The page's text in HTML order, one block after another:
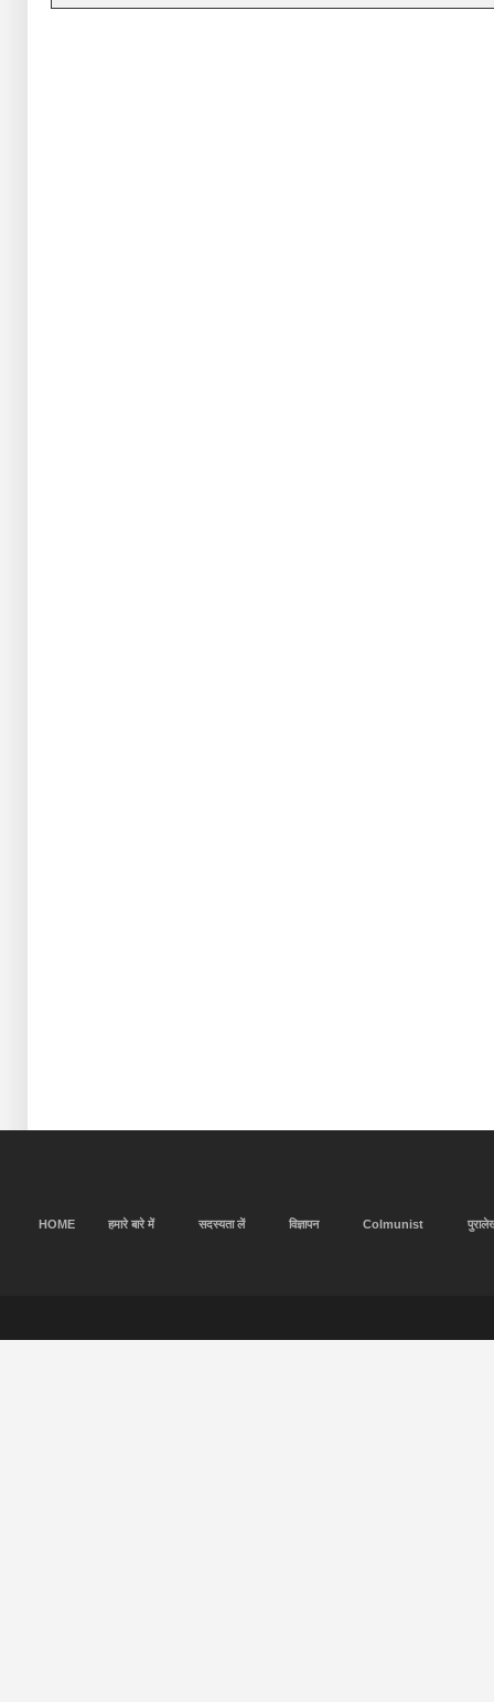
HOME हमारे बारे में सदस्यता लें विज्ञापन Colmunist